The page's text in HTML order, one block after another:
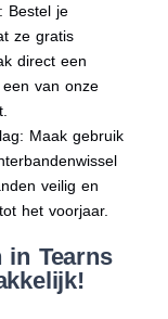
Bestel je
ze gratis
direct een
van onze
Maak gebruik
veilig en
het voorjaar.
in Tearns